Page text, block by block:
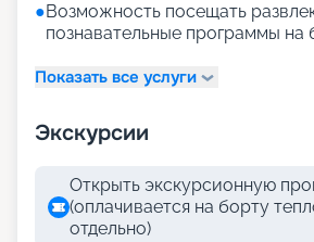
●Возможность посещать
познавательные программы на
Показать все услуги
Экскурсии
Открыть экскурсионную
(оплачивается на борту
отдельно)